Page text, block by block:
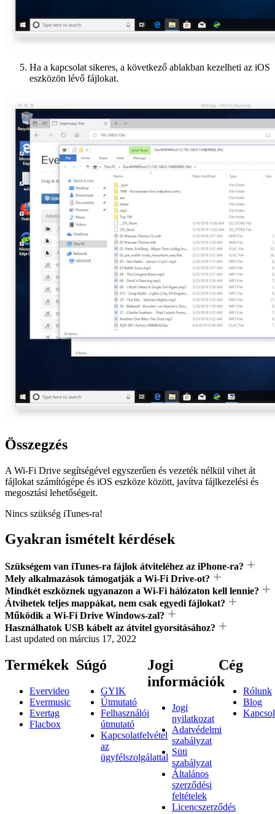
Ha a kapcsolat sikeres, a következő ablakban kezelheti az iOS
eszközön lévő fájlokat.
Összegzés
A Wi-Fi Drive segítségével egyszerűen és vezeték nélkül vihet át
fájlokat számítógépe és iOS eszköze között, javítva fájlkezelési és
megosztási lehetőségeit.
Nincs szükség iTunes-ra!
Gyakran ismételt kérdések
Szükségem van iTunes-ra fájlok átviteléhez az iPhone-ra?
Mely alkalmazások támogatják a Wi-Fi Drive-ot?
Mindkét eszköznek ugyanazon a Wi-Fi hálózaton kell lennie?
Átvihetek teljes mappákat, nem csak egyedi fájlokat?
Működik a Wi-Fi Drive Windows-zal?
Használhatok USB kábelt az átvitel gyorsításához?
Last updated on március 17, 2022
Termékek
Evervideo
Evermusic
Evertag
Flacbox
Súgó
GYIK
Útmutató
Felhasználói
útmutató
Kapcsolatfelvétel
az
ügyfélszolgálattal
Jogi
információk
Jogi
nyilatkozat
Adatvédelmi
szabályzat
Süti
szabályzat
Általános
szerződési
feltételek
Licencszerződés
Cég
Rólunk
Blog